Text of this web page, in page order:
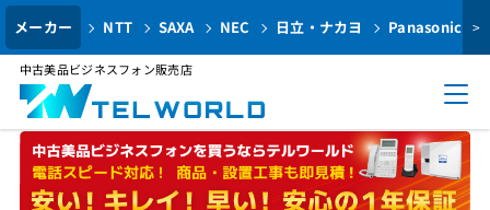
メーカー NTT SAXA NEC 日立・ナカヨ Panasonic >
中古美品ビジネスフォン販売店